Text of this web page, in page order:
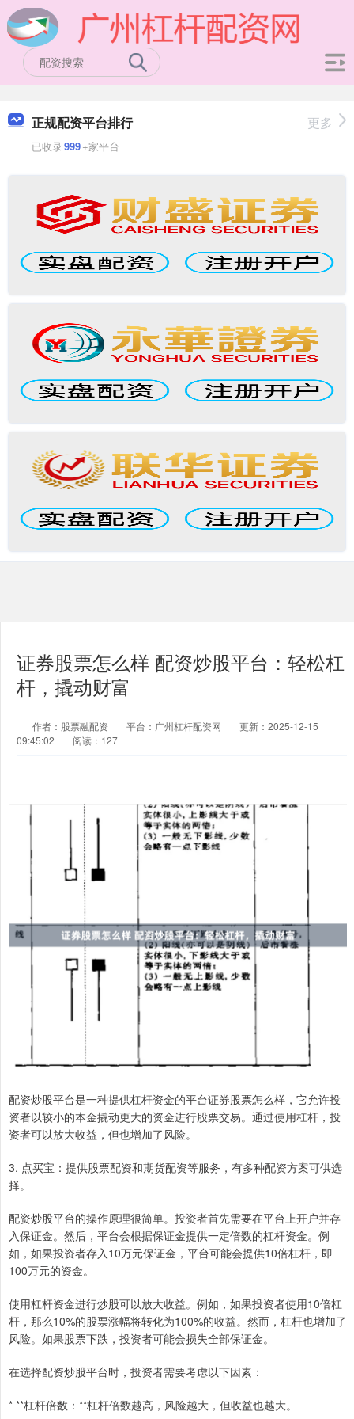
正规配资平台排行
已收录999+家平台
更多
证券股票怎么样 配资炒股平台：轻松杠
杆，撬动财富
作者：股票融配资 平台：广州杠杆配资网
更新：2025-12-15
09:45:02
阅读：127
配资炒股平台是一种提供杠杆资金的平台证券股票怎么样，它允许投
资者以较小的本金撬动更大的资金进行股票交易。通过使用杠杆，投
资者可以放大收益，但也增加了风险。
3. 点买宝：提供股票配资和期货配资等服务，有多种配资方案可供选
择。
配资炒股平台的操作原理很简单。投资者首先需要在平台上开户并存
入保证金。然后，平台会根据保证金提供一定倍数的杠杆资金。例
如，如果投资者存入10万元保证金，平台可能会提供10倍杠杆，即
100万元的资金。
使用杠杆资金进行炒股可以放大收益。例如，如果投资者使用10倍杠
杆，那么10%的股票涨幅将转化为100%的收益。然而，杠杆也增加了
风险。如果股票下跌，投资者可能会损失全部保证金。
在选择配资炒股平台时，投资者需要考虑以下因素：
* **杠杆倍数：**杠杆倍数越高，风险越大，但收益也越大。